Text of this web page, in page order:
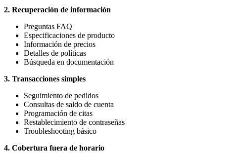
2. Recuperación de información
Preguntas FAQ
Especificaciones de producto
Información de precios
Detalles de políticas
Búsqueda en documentación
3. Transacciones simples
Seguimiento de pedidos
Consultas de saldo de cuenta
Programación de citas
Restablecimiento de contraseñas
Troubleshooting básico
4. Cobertura fuera de horario